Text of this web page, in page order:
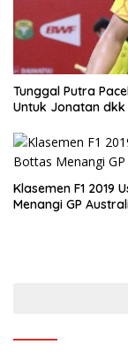
Tunggal Putra
Untuk Jonatan dkk
Klasemen F1 2019
Menangi GP